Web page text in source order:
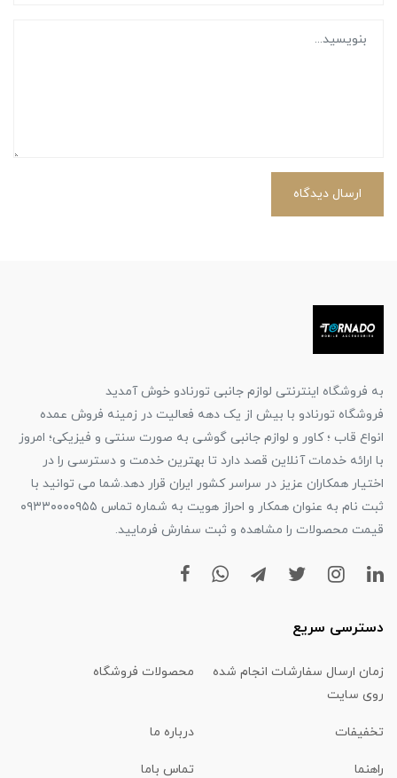
ارسال دیدگاه
به فروشگاه اینترنتی لوازم جانبی تورنادو خوش آمدید
فروشگاه تورنادو با بیش از یک دهه فعالیت در زمینه فروش عمده
انواع قاب ؛ کاور و لوازم جانبی گوشی به صورت سنتی و فیزیکی؛ امروز
با ارائه خدمات آنلاین قصد دارد تا بهترین خدمت و دسترسی را در
اختیار همکاران عزیز در سراسر کشور ایران قرار دهد.شما می توانید با
ثبت نام به عنوان همکار و احراز هویت به شماره تماس ۰۹۳۳۰۰۰۰۹۵۵
قیمت محصولات را مشاهده و ثبت سفارش فرمایید.
دسترسی سریع
زمان ارسال سفارشات انجام شده
روی سایت
محصولات فروشگاه
تخفیفات درباره ما
راهنما تماس باما